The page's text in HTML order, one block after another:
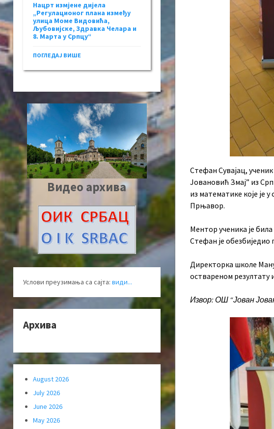
Стефан Сувајац,
Јовановић Змај” из
из математике које је
Прњавор.
Ментор ученика је
Стефан је
Директорка школе
оствареном резултату
Извор: ОШ “Јован
Нацрт измјене дијела
„Регулационог плана између
улица Моме Видовића,
Љубовијске, Здравка Челара и
8. Марта у Српцу“
ПОГЛЕДАЈ ВИШЕ
Видео архива
Услови преузимања са сајта: види...
Архива
August 2026
July 2026
June 2026
May 2026